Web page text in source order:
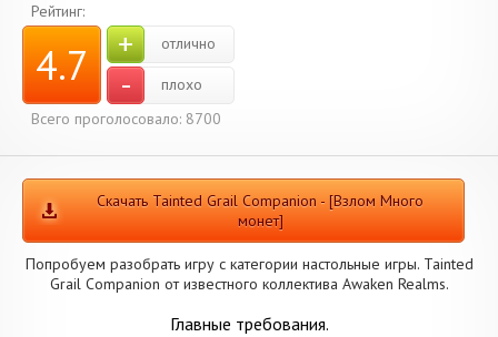
Рейтинг:
4.7 + отлично
-
плохо
Всего проголосовало: 8700
Скачать Tainted Grail Companion - [Взлом Много
монет]
Попробуем разобрать игру с категории настольные игры. Tainted
Grail Companion от известного коллектива Awaken Realms.
Главные требования.